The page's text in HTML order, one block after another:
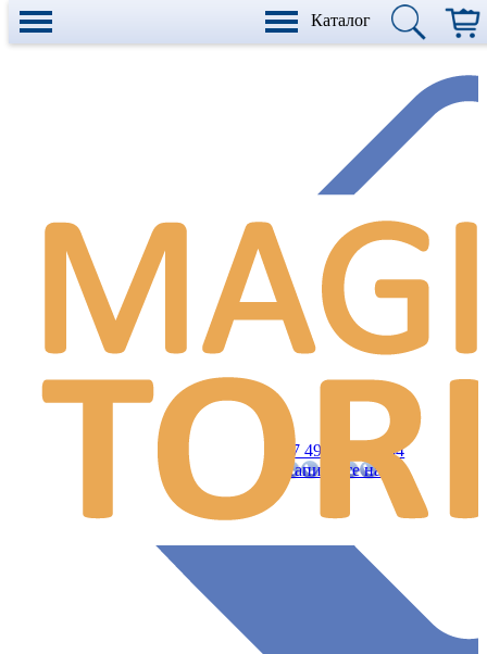
Каталог
+7 499 990 21 84
Напишите нам